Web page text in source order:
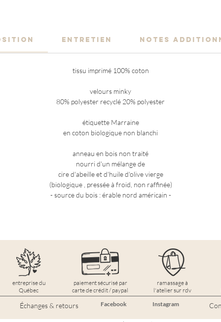
ENTRETIEN NOTES
tissu imprimé 100% coton
velours minky
80% polyester recyclé 20% polyester
étiquette Marraine
en coton biologique non blanchi
anneau en bois non traité
nourri d'un mélange de
cire d'abeille et d'huile d'olive vierge
(biologique , pressée à froid, non raffinée)
- source du bois : érable nord américain -
entreprise du
Québec
paiement sécurisé par
carte de crédit / paypal
ramassage à
l'atelier sur rdv
Échanges & retours Facebook Instagram